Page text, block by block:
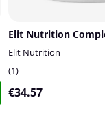
Elit Nutrition
1
€34.57